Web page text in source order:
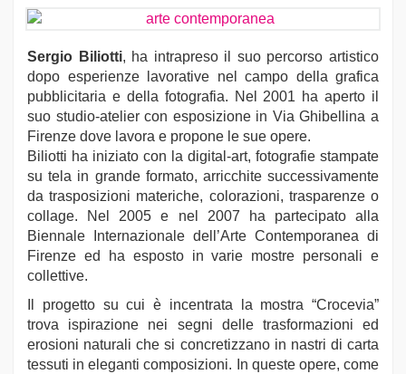
Sergio Biliotti, ha intrapreso il suo percorso artistico
dopo esperienze lavorative nel campo della grafica
pubblicitaria e della fotografia. Nel 2001 ha aperto il
suo studio-atelier con esposizione in Via Ghibellina a
Firenze dove lavora e propone le sue opere.
Biliotti ha iniziato con la digital-art, fotografie stampate
su tela in grande formato, arricchite successivamente
da trasposizioni materiche, colorazioni, trasparenze o
collage. Nel 2005 e nel 2007 ha partecipato alla
Biennale Internazionale dell’Arte Contemporanea di
Firenze ed ha esposto in varie mostre personali e
collettive.
Il progetto su cui è incentrata la mostra “Crocevia”
trova ispirazione nei segni delle trasformazioni ed
erosioni naturali che si concretizzano in nastri di carta
tessuti in eleganti composizioni. In queste opere, come